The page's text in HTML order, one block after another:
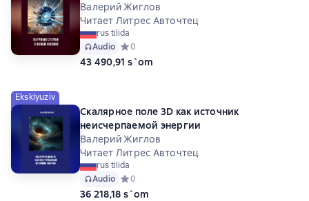
Валерий Жиглов
Читает Литрес Авточтец
rus tilida
Audio Средний рейтинг 0 на основе 0 оценок
0
43 490,91 s`om
Eksklyuziv
Скалярное поле 3D как источник
неисчерпаемой энергии
Валерий Жиглов
Читает Литрес Авточтец
rus tilida
Audio Средний рейтинг 0 на основе 0 оценок
0
36 218,18 s`om